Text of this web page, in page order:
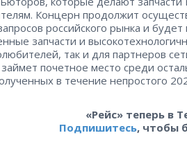
Концерн продолжит
российского рынка и будет
запчасти и
так и для партнеров
почетное место среди
в течение непростого
«Рейс» теперь в
Подпишитесь, чтобы